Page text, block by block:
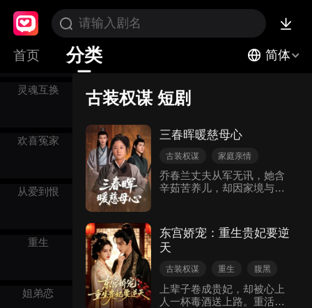
首页 分类 简体
明星
灵魂互换
欢喜冤家
从爱到恨
重生
姐弟恋
古装权谋 短剧
三春晖暖慈母心
古装权谋
家庭亲情
士兵
乔春兰丈夫从军无讯，她含
辛茹苦养儿，却因家境与儿
明为前程不认亲且欲杀母，
顾晨救母并与之相认。其间
经历诸多波折，最终乔春兰
因治疫受赏，携杨明骨灰回
杨家村。
东宫娇宠：重生贵妃要逆
天
古装权谋 重生
腹黑
皇室
救赎
上辈子卷成贵妃，却被心上
人一杯毒酒送上路。重活一